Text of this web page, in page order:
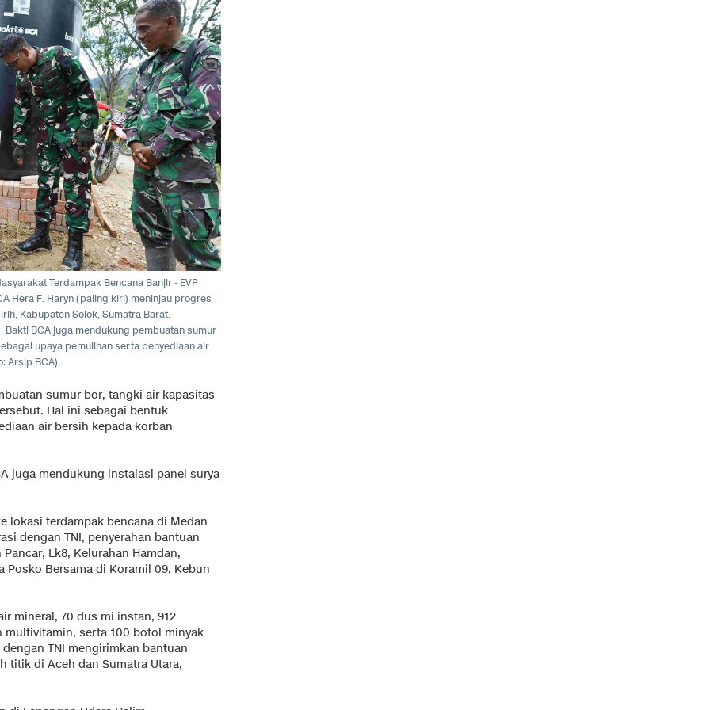
Terdampak Bencana Banjir - EVP
Hera F. Haryn (paling kiri) meninjau progres
Kabupaten Solok, Sumatra Barat.
Bakti BCA juga mendukung pembuatan sumur
upaya pemulihan serta penyediaan air
Arsip BCA).
sumur bor, tangki air kapasitas
Hal ini sebagai bentuk
air bersih kepada korban
juga mendukung instalasi panel surya
lokasi terdampak bencana di Medan
dengan TNI, penyerahan bantuan
Lk8, Kelurahan Hamdan,
Posko Bersama di Koramil 09, Kebun
mineral, 70 dus mi instan, 912
serta 100 botol minyak
TNI mengirimkan bantuan
titik di Aceh dan Sumatra Utara,